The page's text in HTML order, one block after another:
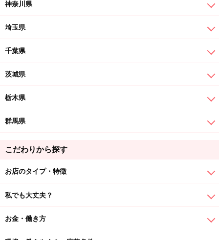
神奈川県
埼玉県
千葉県
茨城県
栃木県
群馬県
こだわりから探す
お店のタイプ・特徴
私でも大丈夫？
お金・働き方